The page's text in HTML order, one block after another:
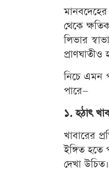
থেকে
লিভার
নিচে এমন
পারে—
১. হঠাৎ
খাবারের
ইঙ্গিত হতে
দেখা উচিত।